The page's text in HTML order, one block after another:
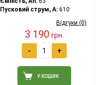
Пусковий струм, A:610
Відгуки (0)
3 190 грн.
- +
У КОШИК